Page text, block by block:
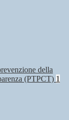
della
(PTPCT) 1